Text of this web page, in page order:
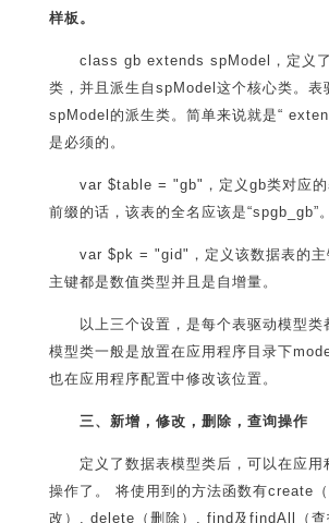
样板。
class gb extends spModel，定义
类，并且派生自spModel这个核心类。表
spModel的派生类。简单来说就是“
是必须的。
var $table = "gb"，定义gb类对应的
前缀的话，该表的全名应该是“spgb_gb”。
var $pk = "gid"，定义该数据表的主
主键都是数值类型并且是自增量。
以上三个设置，是每个表驱动模型类
模型类一般是放置在应用程序目录下
也在应用程序配置中修改该位置。
三、新增，修改，删除，查询操作
定义了数据表模型类后，可以在应用
操作了。 将使用到的方法函数有create
改）, delete（删除）, find及findAll（查